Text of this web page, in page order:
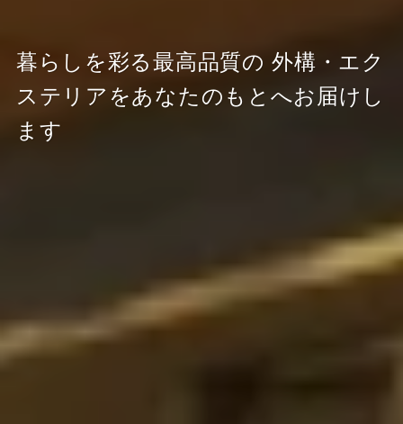
暮らしを彩る最高品質の 外構・エク
ステリアをあなたのもとへお届けし
ます